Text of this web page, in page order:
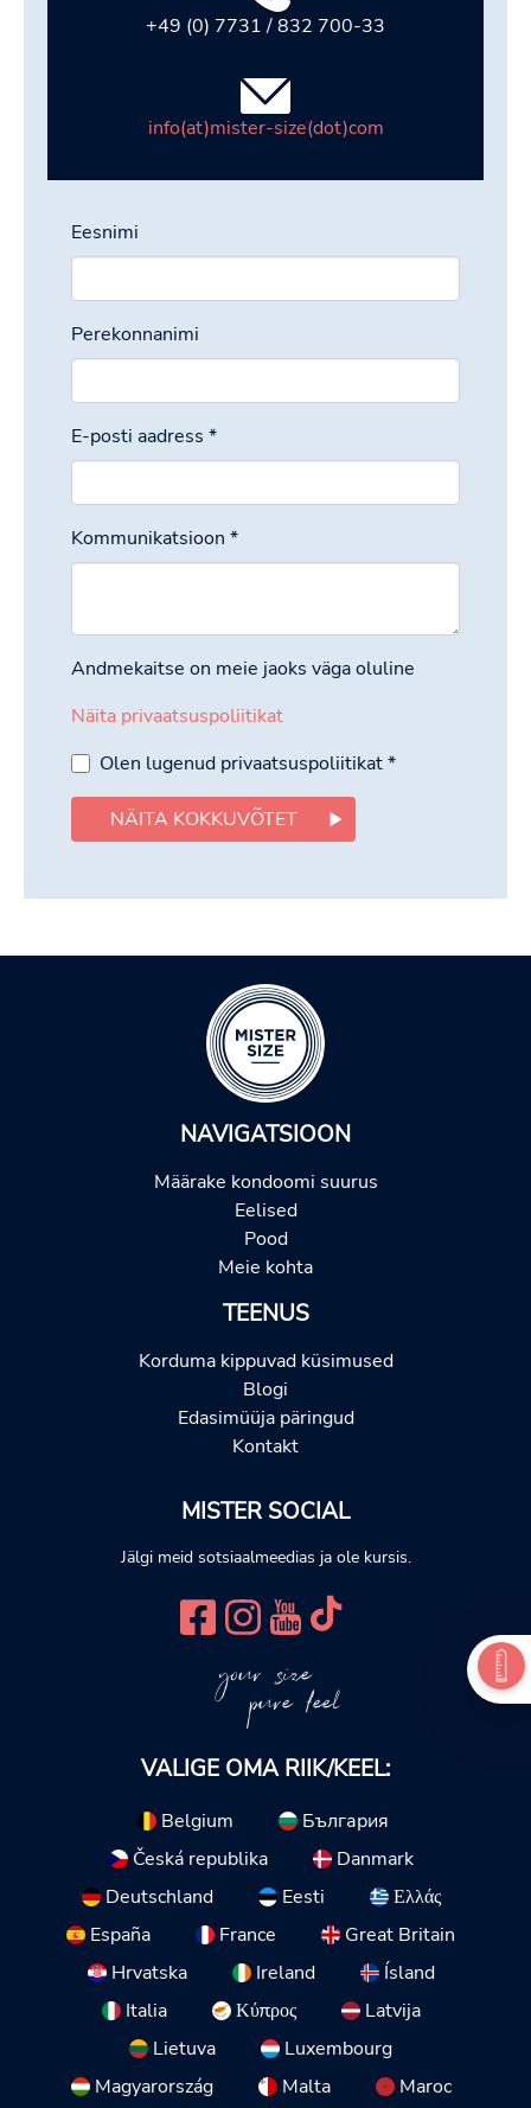
+49 (0) 7731 / 832 700-33
info(at)mister-size(dot)com
Eesnimi
Perekonnanimi
E-posti aadress *
Kommunikatsioon *
Andmekaitse on meie jaoks väga oluline
Näita privaatsuspoliitikat
Olen lugenud privaatsuspoliitikat*
NÄITA KOKKUVÕTET
NAVIGATSIOON
Määrake kondoomi suurus
Eelised
Pood
Meie kohta
TEENUS
Korduma kippuvad küsimused
Blogi
Edasimüüja päringud
Kontakt
MISTER SOCIAL
Jälgi meid sotsiaalmeedias ja ole kursis.
your size
pure feel
VALIGE OMA RIIK/KEEL:
Belgium
България
Česká republika
Danmark
Deutschland
Eesti
Ελλάς
España
France
Great Britain
Hrvatska
Ireland
Ísland
Italia
Κύπρος
Latvija
Lietuva
Luxembourg
Magyarország
Malta Maroc